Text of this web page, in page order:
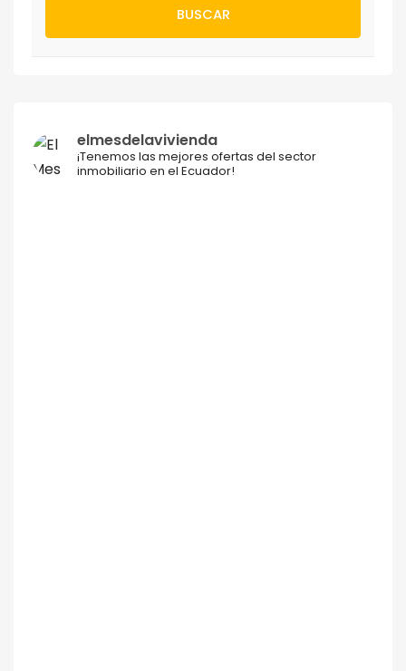
BUSCAR
elmesdelavivienda
¡Tenemos las mejores ofertas del sector
inmobiliario en el Ecuador!